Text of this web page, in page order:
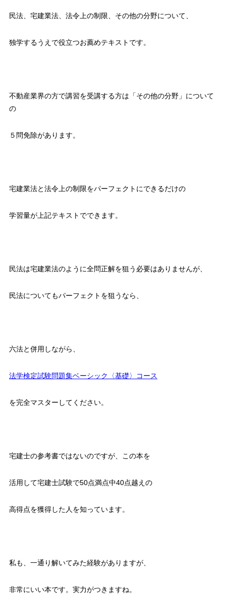
民法、宅建業法、法令上の制限、その他の分野について、
独学するうえで役立つお薦めテキストです。
不動産業界の方で講習を受講する方は「その他の分野」について
の
５問免除があります。
宅建業法と法令上の制限をパーフェクトにできるだけの
学習量が上記テキストでできます。
民法は宅建業法のように全問正解を狙う必要はありませんが、
民法についてもパーフェクトを狙うなら、
六法と併用しながら、
法学検定試験問題集ベーシック〈基礎〉コース
を完全マスターしてください。
宅建士の参考書ではないのですが、この本を
活用して宅建士試験で50点満点中40点越えの
高得点を獲得した人を知っています。
私も、一通り解いてみた経験がありますが、
非常にいい本です。実力がつきますね。